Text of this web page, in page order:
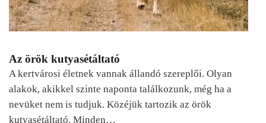
Az örök kutyasétáltató
A kertvárosi életnek vannak állandó szereplői. Olyan
alakok, akikkel szinte naponta találkozunk, még ha a
nevüket nem is tudjuk. Közéjük tartozik az örök
kutyasétáltató. Minden…